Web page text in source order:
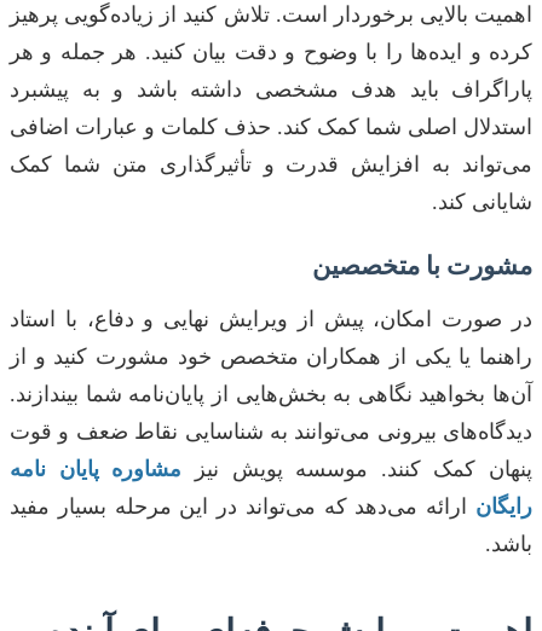
اهمیت بالایی برخوردار است. تلاش کنید از زیاده‌گویی پرهیز
کرده و ایده‌ها را با وضوح و دقت بیان کنید. هر جمله و هر
پاراگراف باید هدف مشخصی داشته باشد و به پیشبرد
استدلال اصلی شما کمک کند. حذف کلمات و عبارات اضافی
می‌تواند به افزایش قدرت و تأثیرگذاری متن شما کمک
شایانی کند.
مشورت با متخصصین
در صورت امکان، پیش از ویرایش نهایی و دفاع، با استاد
راهنما یا یکی از همکاران متخصص خود مشورت کنید و از
آن‌ها بخواهید نگاهی به بخش‌هایی از پایان‌نامه شما بیندازند.
دیدگاه‌های بیرونی می‌توانند به شناسایی نقاط ضعف و قوت
پنهان کمک کنند. موسسه پویش نیز مشاوره پایان نامه
رایگان ارائه می‌دهد که می‌تواند در این مرحله بسیار مفید
باشد.